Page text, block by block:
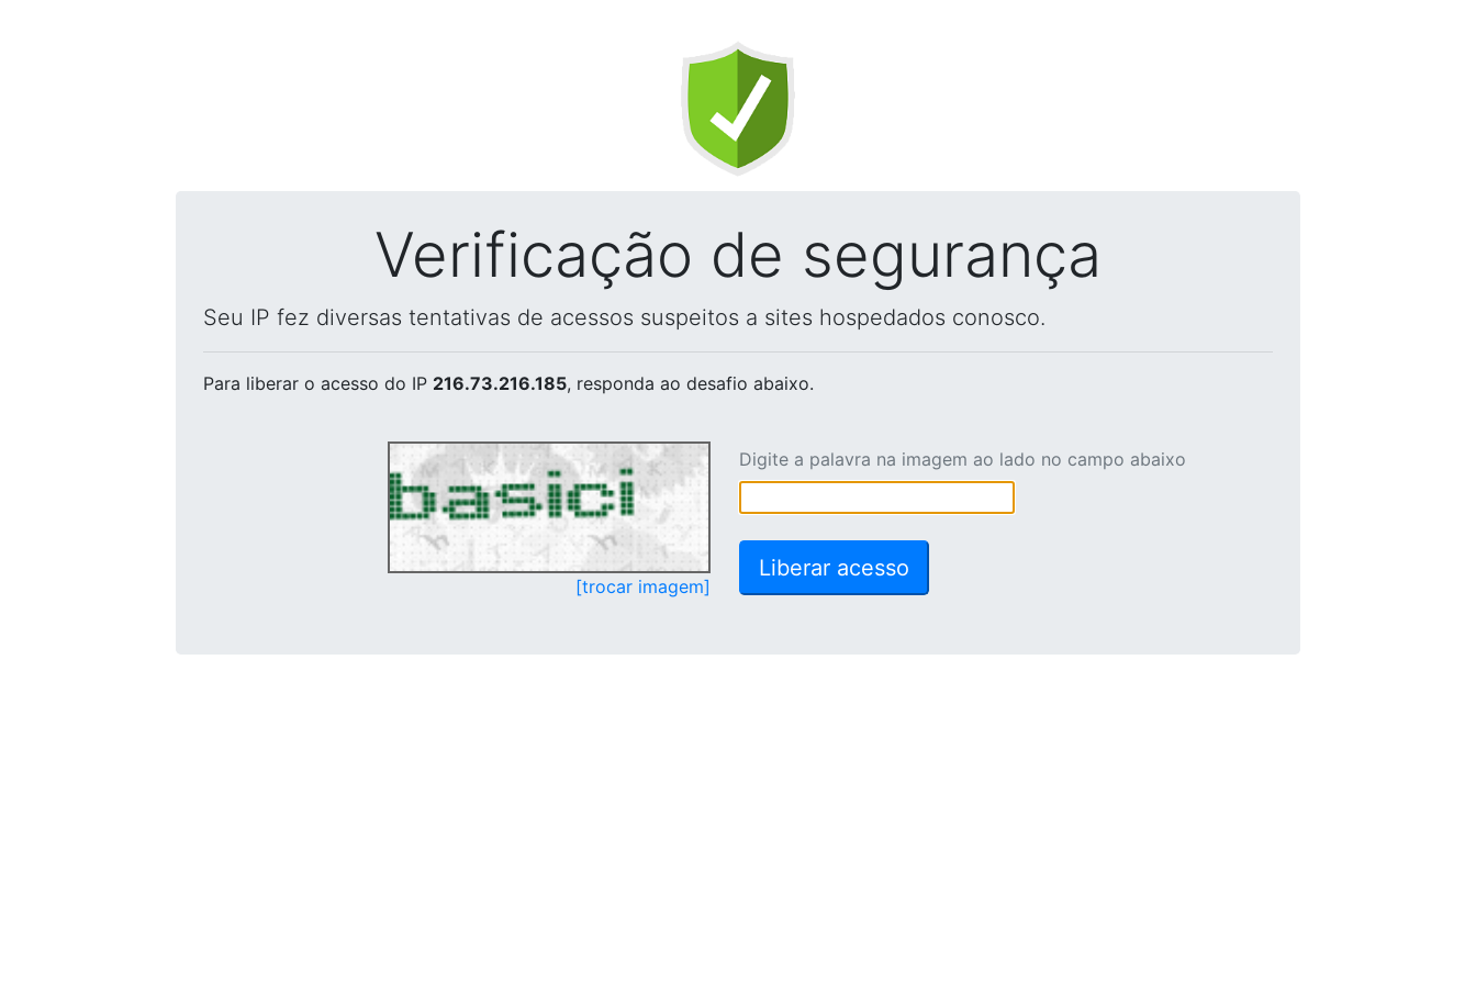
Verificação de segurança
Seu IP fez diversas tentativas de acessos suspeitos a sites hospedados conosco.
Para liberar o acesso do IP 216.73.216.185, responda ao desafio abaixo.
[trocar imagem]
Digite a palavra na imagem ao lado no campo abaixo